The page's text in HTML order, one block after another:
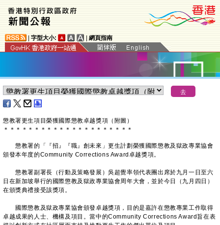
字型大小: 網頁指南
懲教署更生項目榮獲國際懲教卓越獎項（附圖）
＊ ＊ ＊ ＊ ＊ ＊ ＊ ＊ ＊ ＊ ＊ ＊ ＊ ＊ ＊ ＊ ＊ ＊ ＊ ＊ ＊
懲教署的「『招』『職』創未來」更生計劃榮獲國際懲教及獄政專業協會
頒發本年度的Community Corrections Award卓越獎項。
懲教署副署長（行動及策略發展）吳超覺率領代表團出席於九月一日至六
日在新加坡舉行的國際懲教及獄政專業協會周年大會，並於今日（九月四日）
在頒獎典禮接受該獎項。
國際懲教及獄政專業協會頒發卓越獎項，目的是嘉許在懲教專業工作取得
卓越成果的人士、機構及項目。當中的Community Corrections Award旨在表